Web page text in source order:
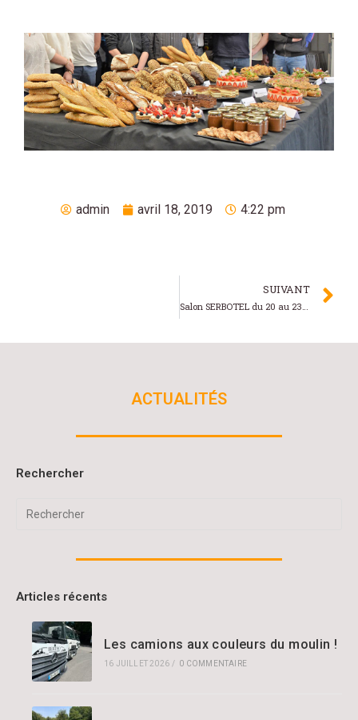
admin avril 18, 2019 4:22 pm
SUIVANT
ACTUALITÉS
Rechercher
Articles récents
Les camions aux couleurs du moulin !
16 JUILLET 2026 / 0 COMMENTAIRE